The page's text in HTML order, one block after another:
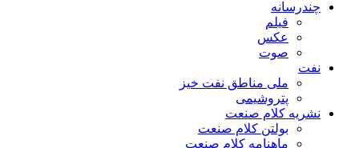
چندرسانه
فیلم
عکس
صوت
نفت
ملی مناطق نفت خیز
پتروشیمی
نشریه کلام صنعت
بولتن کلام صنعت
ماهنامه کلام صنعت